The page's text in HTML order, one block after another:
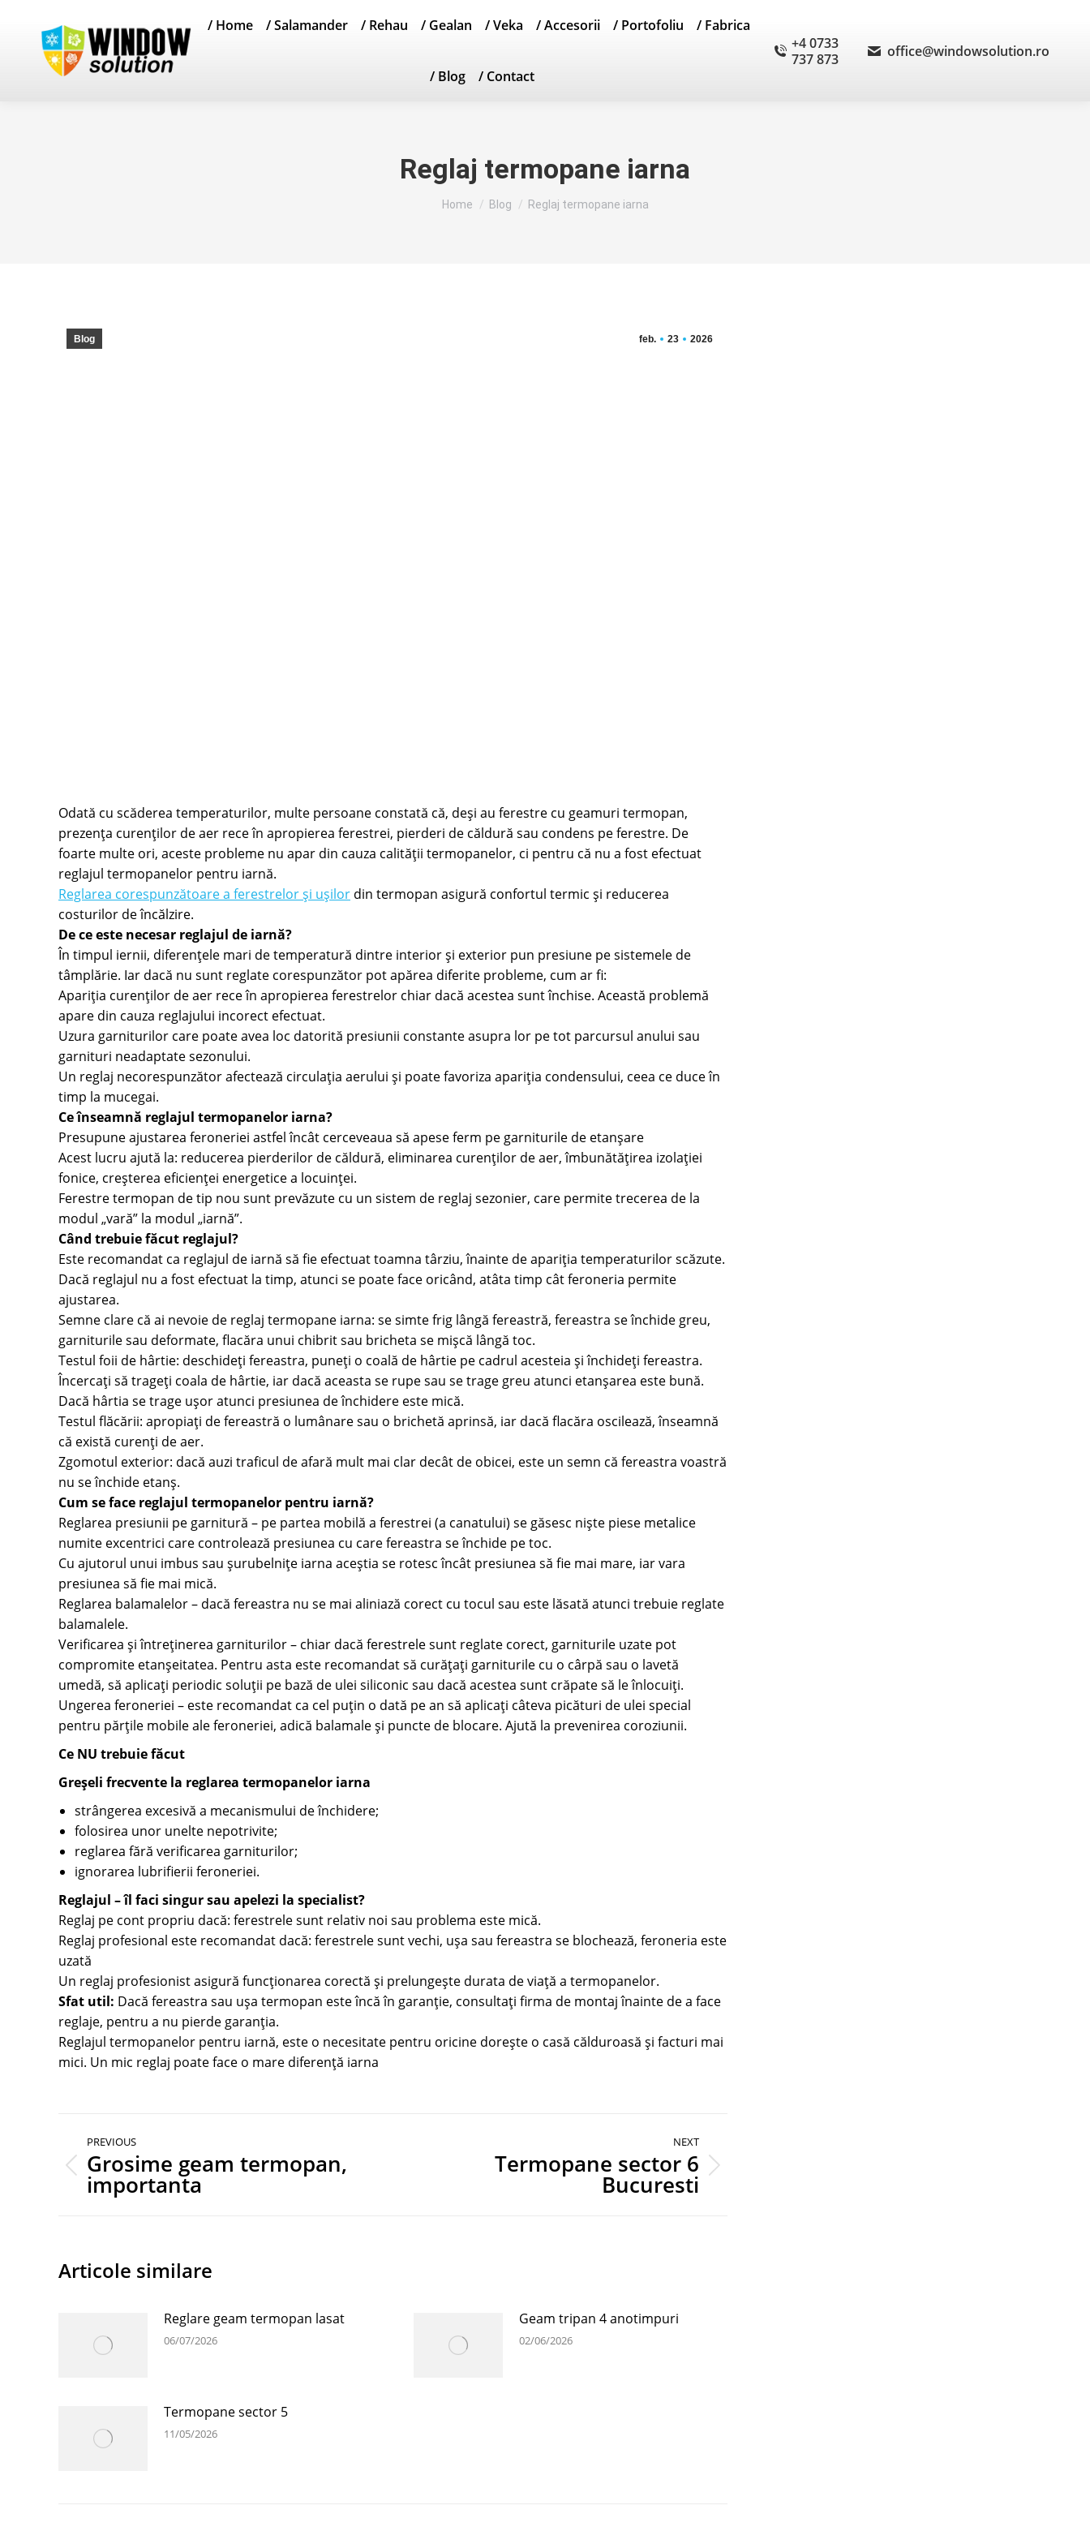
/ Home / Salamander / Rehau / Gealan / Veka / Accesorii / Portofoliu / Fabrica
/ Blog / Contact
+4 0733
737 873
office@windowsolution.ro
Reglaj termopane iarna
You are here:
Home Blog Reglaj termopane iarna
feb. 23 2026
Blog
Odată cu scăderea temperaturilor, multe persoane constată că, deși au ferestre cu geamuri termopan,
prezența curenților de aer rece în apropierea ferestrei, pierderi de căldură sau condens pe ferestre. De
foarte multe ori, aceste probleme nu apar din cauza calității termopanelor, ci pentru că nu a fost efectuat
reglajul termopanelor pentru iarnă.
Reglarea corespunzătoare a ferestrelor și ușilor din termopan asigură confortul termic și reducerea
costurilor de încălzire.
De ce este necesar reglajul de iarnă?
În timpul iernii, diferențele mari de temperatură dintre interior și exterior pun presiune pe sistemele de
tâmplărie. Iar dacă nu sunt reglate corespunzător pot apărea diferite probleme, cum ar fi:
Apariția curenților de aer rece în apropierea ferestrelor chiar dacă acestea sunt închise. Această problemă
apare din cauza reglajului incorect efectuat.
Uzura garniturilor care poate avea loc datorită presiunii constante asupra lor pe tot parcursul anului sau
garnituri neadaptate sezonului.
Un reglaj necorespunzător afectează circulația aerului și poate favoriza apariția condensului, ceea ce duce în
timp la mucegai.
Ce înseamnă reglajul termopanelor iarna?
Presupune ajustarea feroneriei astfel încât cerceveaua să apese ferm pe garniturile de etanșare
Acest lucru ajută la: reducerea pierderilor de căldură, eliminarea curenților de aer, îmbunătățirea izolației
fonice, creșterea eficienței energetice a locuinței.
Ferestre termopan de tip nou sunt prevăzute cu un sistem de reglaj sezonier, care permite trecerea de la
modul „vară” la modul „iarnă”.
Când trebuie făcut reglajul?
Este recomandat ca reglajul de iarnă să fie efectuat toamna târziu, înainte de apariția temperaturilor scăzute.
Dacă reglajul nu a fost efectuat la timp, atunci se poate face oricând, atâta timp cât feroneria permite
ajustarea.
Semne clare că ai nevoie de reglaj termopane iarna: se simte frig lângă fereastră, fereastra se închide greu,
garniturile sau deformate, flacăra unui chibrit sau bricheta se mișcă lângă toc.
Testul foii de hârtie: deschideți fereastra, puneți o coală de hârtie pe cadrul acesteia și închideți fereastra.
Încercați să trageți coala de hârtie, iar dacă aceasta se rupe sau se trage greu atunci etanșarea este bună.
Dacă hârtia se trage ușor atunci presiunea de închidere este mică.
Testul flăcării: apropiați de fereastră o lumânare sau o brichetă aprinsă, iar dacă flacăra oscilează, înseamnă
că există curenți de aer.
Zgomotul exterior: dacă auzi traficul de afară mult mai clar decât de obicei, este un semn că fereastra voastră
nu se închide etanș.
Cum se face reglajul termopanelor pentru iarnă?
Reglarea presiunii pe garnitură – pe partea mobilă a ferestrei (a canatului) se găsesc niște piese metalice
numite excentrici care controlează presiunea cu care fereastra se închide pe toc.
Cu ajutorul unui imbus sau șurubelnițe iarna aceștia se rotesc încât presiunea să fie mai mare, iar vara
presiunea să fie mai mică.
Reglarea balamalelor – dacă fereastra nu se mai aliniază corect cu tocul sau este lăsată atunci trebuie reglate
balamalele.
Verificarea și întreținerea garniturilor – chiar dacă ferestrele sunt reglate corect, garniturile uzate pot
compromite etanșeitatea. Pentru asta este recomandat să curățați garniturile cu o cârpă sau o lavetă
umedă, să aplicați periodic soluții pe bază de ulei siliconic sau dacă acestea sunt crăpate să le înlocuiți.
Ungerea feroneriei – este recomandat ca cel puțin o dată pe an să aplicați câteva picături de ulei special
pentru părțile mobile ale feroneriei, adică balamale și puncte de blocare. Ajută la prevenirea coroziunii.
Ce NU trebuie făcut
Greșeli frecvente la reglarea termopanelor iarna
strângerea excesivă a mecanismului de închidere;
folosirea unor unelte nepotrivite;
reglarea fără verificarea garniturilor;
ignorarea lubrifierii feroneriei.
Reglajul – îl faci singur sau apelezi la specialist?
Reglaj pe cont propriu dacă: ferestrele sunt relativ noi sau problema este mică.
Reglaj profesional este recomandat dacă: ferestrele sunt vechi, ușa sau fereastra se blochează, feroneria este
uzată
Un reglaj profesionist asigură funcționarea corectă și prelungește durata de viață a termopanelor.
Sfat util: Dacă fereastra sau ușa termopan este încă în garanție, consultați firma de montaj înainte de a face
reglaje, pentru a nu pierde garanția.
Reglajul termopanelor pentru iarnă, este o necesitate pentru oricine dorește o casă călduroasă și facturi mai
mici. Un mic reglaj poate face o mare diferență iarna
Post
navigation
PREVIOUS
Previous
post:
Grosime geam termopan,
importanta
NEXT
Termopane sector 6
Bucuresti
Articole similare
Reglare geam termopan lasat
06/07/2026
Geam tripan 4 anotimpuri
02/06/2026
Termopane sector 5
11/05/2026